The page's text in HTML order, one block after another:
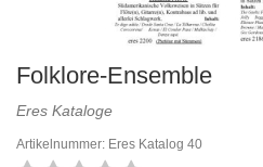
Folklore-Ensemble
Eres Kataloge
Artikelnummer: Eres Katalog 40